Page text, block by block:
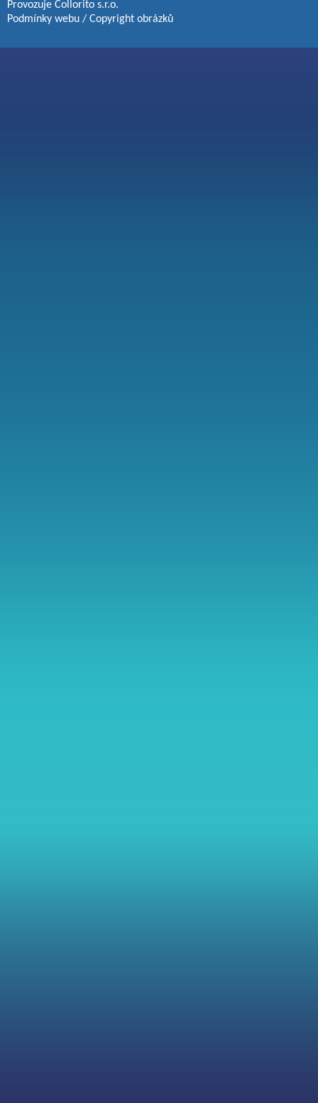
Provozuje Collorito s.r.o.
Podmínky webu / Copyright obrázků